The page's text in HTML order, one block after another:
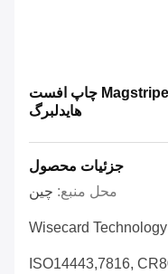
کارت هوشمند Magstripe 85.5x54mm چاپ افست
هایدلبرگ
جزئیات محصول
محل منبع: چین
Wisecard Technology
ISO14443,7816,